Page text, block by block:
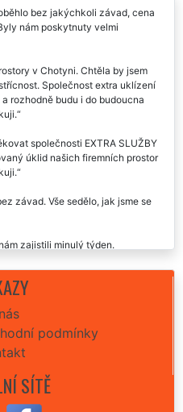
bez jakýchkoli závad, cena
nám poskytnuty velmi
v Chotyni. Chtěla by jsem
Společnost extra uklízení
rozhodně budu i do budoucna
společnosti EXTRA SLUŽBY
úklid našich firemních prostor
závad. Vše sedělo, jak jsme se
zajistili minulý týden.
objednáváme již několik let u
komunikaci, důkladnost a
nám poskytují. Rozhodně
podmínky
SÍTĚ